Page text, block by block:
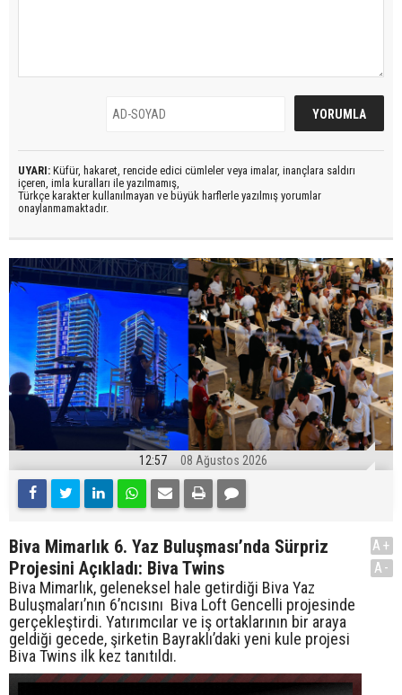
UYARI: Küfür, hakaret, rencide edici cümleler veya imalar, inançlara saldırı
içeren, imla kuralları ile yazılmamış,
Türkçe karakter kullanılmayan ve büyük harflerle yazılmış yorumlar
onaylanmamaktadır.
12:57 08 Ağustos 2026
Biva Mimarlık 6. Yaz Buluşması’nda Sürpriz
Projesini Açıkladı: Biva Twins
Biva Mimarlık, geleneksel hale getirdiği Biva Yaz
Buluşmaları’nın 6’ncısını Biva Loft Gencelli projesinde
gerçekleştirdi. Yatırımcılar ve iş ortaklarının bir araya
geldiği gecede, şirketin Bayraklı’daki yeni kule projesi
Biva Twins ilk kez tanıtıldı.
A+
A-